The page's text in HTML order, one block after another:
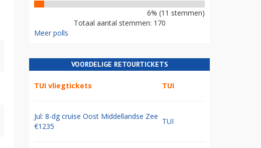
6% (11 stemmen)
Totaal aantal stemmen: 170
Meer polls
VOORDELIGE RETOURTICKETS
TUI vliegtickets TUI
Jul: 8-dg cruise Oost Middellandse Zee
€1235
TUI